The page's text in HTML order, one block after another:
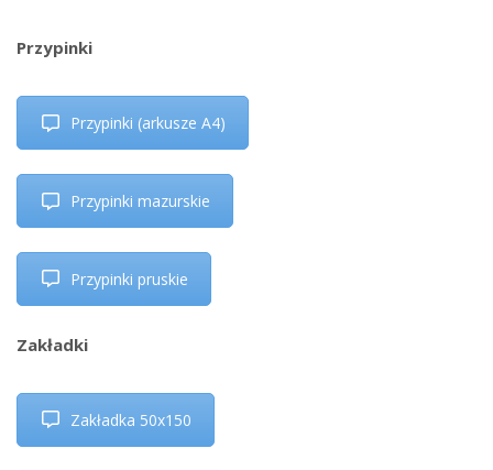
Przypinki
Przypinki (arkusze A4)
Przypinki mazurskie
Przypinki pruskie
Zakładki
Zakładka 50x150